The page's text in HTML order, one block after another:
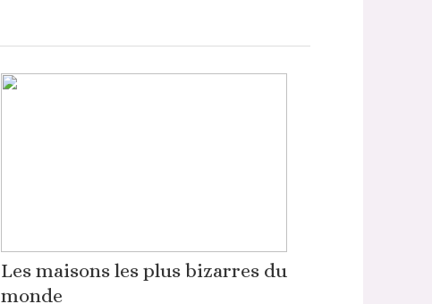
Les maisons les plus bizarres du
monde